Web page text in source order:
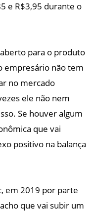
e R$3,95 durante o
para o produto
empresário não tem
no mercado
ele não nem
Se houver algum
que vai
positivo na balança
em 2019 por parte
que vai subir um